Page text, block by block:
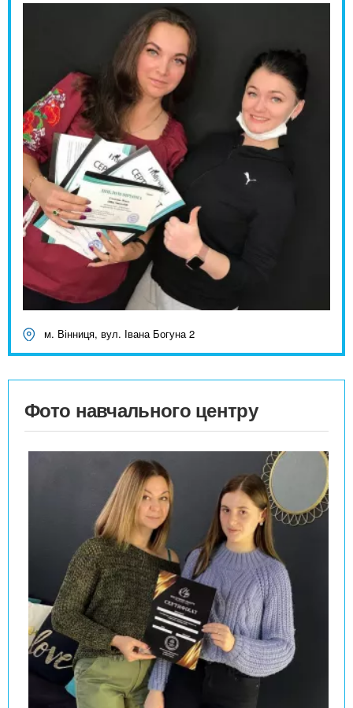
м. Вінниця, вул. Івана Богуна 2
Фото навчального центру